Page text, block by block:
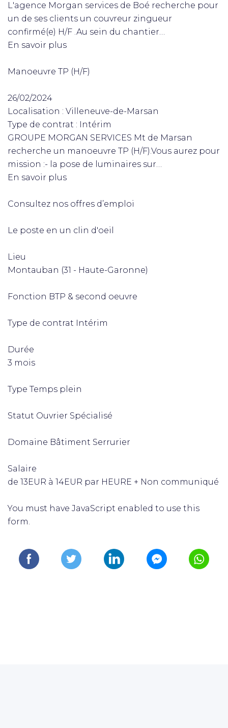
L'agence Morgan services de Boé recherche pour
un de ses clients un couvreur zingueur
confirmé(e) H/F .Au sein du chantier…
En savoir plus
Manoeuvre TP (H/F)
26/02/2024
Localisation : Villeneuve-de-Marsan
Type de contrat : Intérim
GROUPE MORGAN SERVICES Mt de Marsan
recherche un manoeuvre TP (H/F).Vous aurez pour
mission :- la pose de luminaires sur…
En savoir plus
Consultez nos offres d’emploi
Le poste en un clin d'oeil
Lieu
Montauban (31 - Haute-Garonne)
Fonction BTP & second oeuvre
Type de contrat Intérim
Durée
3 mois
Type Temps plein
Statut Ouvrier Spécialisé
Domaine Bâtiment Serrurier
Salaire
de 13EUR à 14EUR par HEURE + Non communiqué
You must have JavaScript enabled to use this
form.